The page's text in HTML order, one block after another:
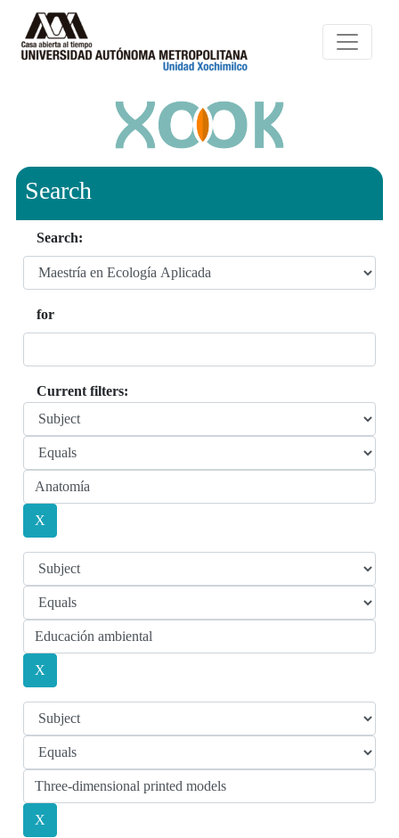
Search
Search:
for
Current filters: